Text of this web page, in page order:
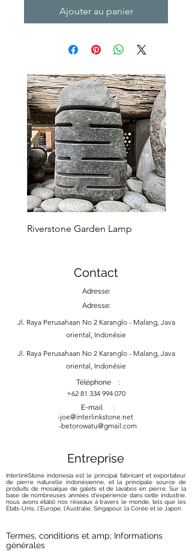
Ajouter au panier
Riverstone Garden Lamp
Contact
Adresse:
Adresse:
Jl. Raya Perusahaan No 2 Karanglo - Malang, Java
oriental, Indonésie
Jl. Raya Perusahaan No 2 Karanglo - Malang, Java
oriental, Indonésie
Téléphone :
+62 81 334 994 070
E-mail :
-joe@interlinkstone.net
-betorowatu@gmail.com
Entreprise
InterlinkStone indonesia est le principal fabricant et exportateur
de pierre naturelle indonésienne, et la principale source de
produits de mosaïque de galets et de lavabos en pierre. Sur la
base de nombreuses années d'expérience dans cette industrie,
nous avons établi nos réseaux à travers le monde, tels que les
États-Unis, l'Europe, l'Australie, Singapour, la Corée et le Japon.
Termes, conditions et amp; Informations
générales